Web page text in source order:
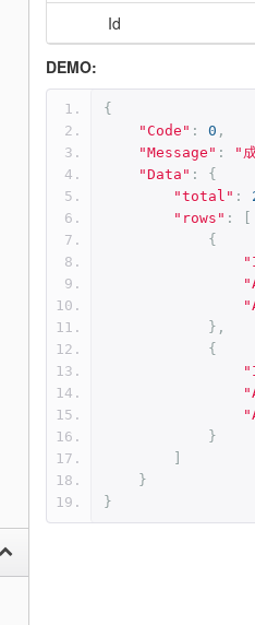
Id
DEMO:
{
"Code" : 0 ,
"Message" :
"
"Data" :
{
"total" :
"rows" :
[
{
},
{
}
]
}
}